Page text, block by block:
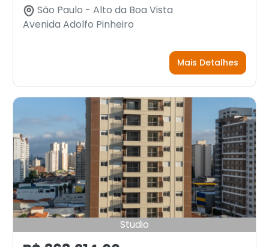
São Paulo - Alto da Boa Vista
Avenida Adolfo Pinheiro
Mais Detalhes
Studio